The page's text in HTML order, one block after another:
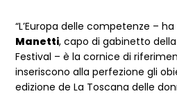
“L’Europa delle competenze –
Manetti, capo di gabinetto
Festival – è la cornice di
inseriscono alla perfezione gli
edizione de La Toscana delle